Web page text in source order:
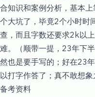
合知识和案例分析，基本
个大坑了，毕竟2个小时时
查，而且字数还要求2k以
难。（顺带一提，23年下
然也是要手写的；好在23
以打字作答了；真不敢想象
备考资料